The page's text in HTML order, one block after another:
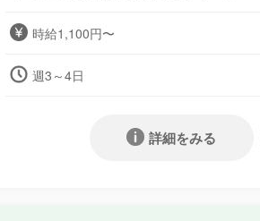
時給1,100円〜
週3～4日
詳細をみる